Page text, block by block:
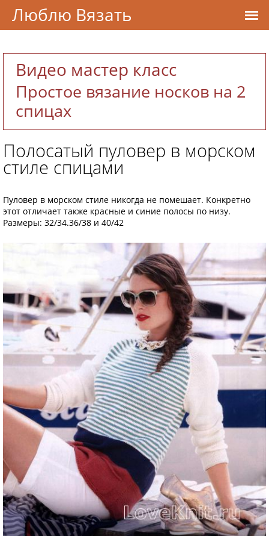
Видео мастер класс
Простое вязание носков на 2
спицах
Полосатый пуловер в морском
стиле спицами
Пуловер в морском стиле никогда не помешает. Конкретно
этот отличает также красные и синие полосы по низу.
Размеры: 32/34.36/38 и 40/42
Люблю Вязать